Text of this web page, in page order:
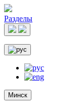
Разделы
Минск